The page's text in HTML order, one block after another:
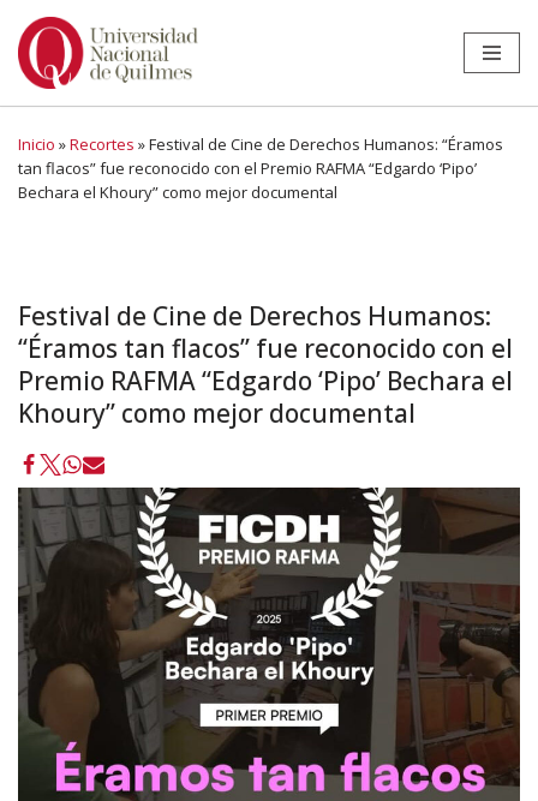
Ir
Inicio »Recortes »Festival de Cine de Derechos Humanos: “Éramos
tan flacos” fue reconocido con el Premio RAFMA “Edgardo ‘Pipo’
Bechara el Khoury” como mejor documental
Festival de Cine de Derechos Humanos:
“Éramos tan flacos” fue reconocido con el
Premio RAFMA “Edgardo ‘Pipo’ Bechara el
Khoury” como mejor documental